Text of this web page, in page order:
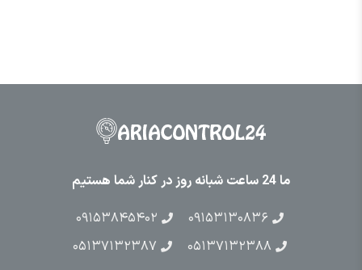
ما 24 ساعت شبانه روز در کنار شما هستیم
۰۹۱۵۳۱۳۰۸۳۶
۰۹۱۵۳۸۴۵۴۰۲
۰۵۱۳۷۱۳۲۳۸۸
۰۵۱۳۷۱۳۲۳۸۷